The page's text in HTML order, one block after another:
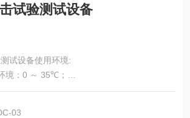
试验测试设备
试设备使用环境:
：0 ～ 35℃；
：5 ～ 28℃；
03